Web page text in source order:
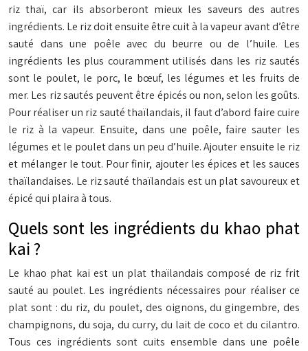
riz thaï, car ils absorberont mieux les saveurs des autres
ingrédients. Le riz doit ensuite être cuit à la vapeur avant d’être
sauté dans une poêle avec du beurre ou de l’huile. Les
ingrédients les plus couramment utilisés dans les riz sautés
sont le poulet, le porc, le bœuf, les légumes et les fruits de
mer. Les riz sautés peuvent être épicés ou non, selon les goûts.
Pour réaliser un riz sauté thaïlandais, il faut d’abord faire cuire
le riz à la vapeur. Ensuite, dans une poêle, faire sauter les
légumes et le poulet dans un peu d’huile. Ajouter ensuite le riz
et mélanger le tout. Pour finir, ajouter les épices et les sauces
thaïlandaises. Le riz sauté thaïlandais est un plat savoureux et
épicé qui plaira à tous.
Quels sont les ingrédients du khao phat
kai ?
Le khao phat kai est un plat thaïlandais composé de riz frit
sauté au poulet. Les ingrédients nécessaires pour réaliser ce
plat sont : du riz, du poulet, des oignons, du gingembre, des
champignons, du soja, du curry, du lait de coco et du cilantro.
Tous ces ingrédients sont cuits ensemble dans une poêle